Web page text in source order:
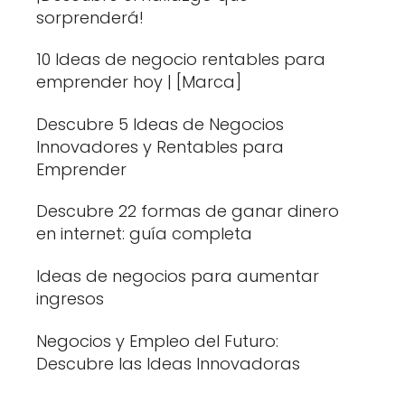
sorprenderá!
10 Ideas de negocio rentables para
emprender hoy | [Marca]
Descubre 5 Ideas de Negocios
Innovadores y Rentables para
Emprender
Descubre 22 formas de ganar dinero
en internet: guía completa
Ideas de negocios para aumentar
ingresos
Negocios y Empleo del Futuro:
Descubre las Ideas Innovadoras